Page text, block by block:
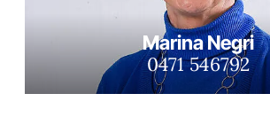
Marina Negri
0471 546792